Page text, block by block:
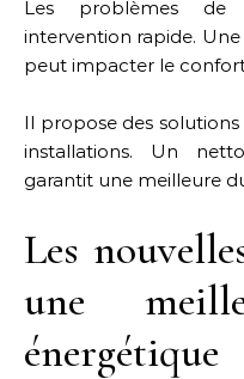
Les problèmes de
intervention rapide.
peut impacter le
Il propose des
installations. Un
garantit une meilleure
Les
une
énergétique